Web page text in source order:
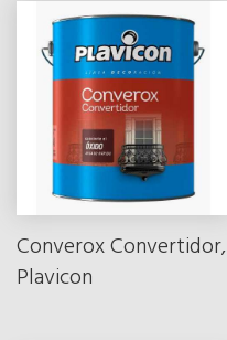
Converox Convertidor,
Plavicon